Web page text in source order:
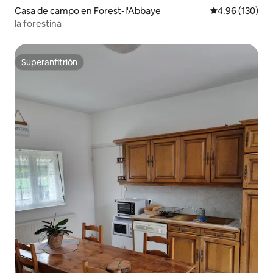
Casa de campo en Forest-l'Abbaye Calificación
4.96 (130)
la forestina
Superanfitrión
Superanfitrión